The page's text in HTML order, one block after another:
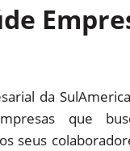
da
que
seus